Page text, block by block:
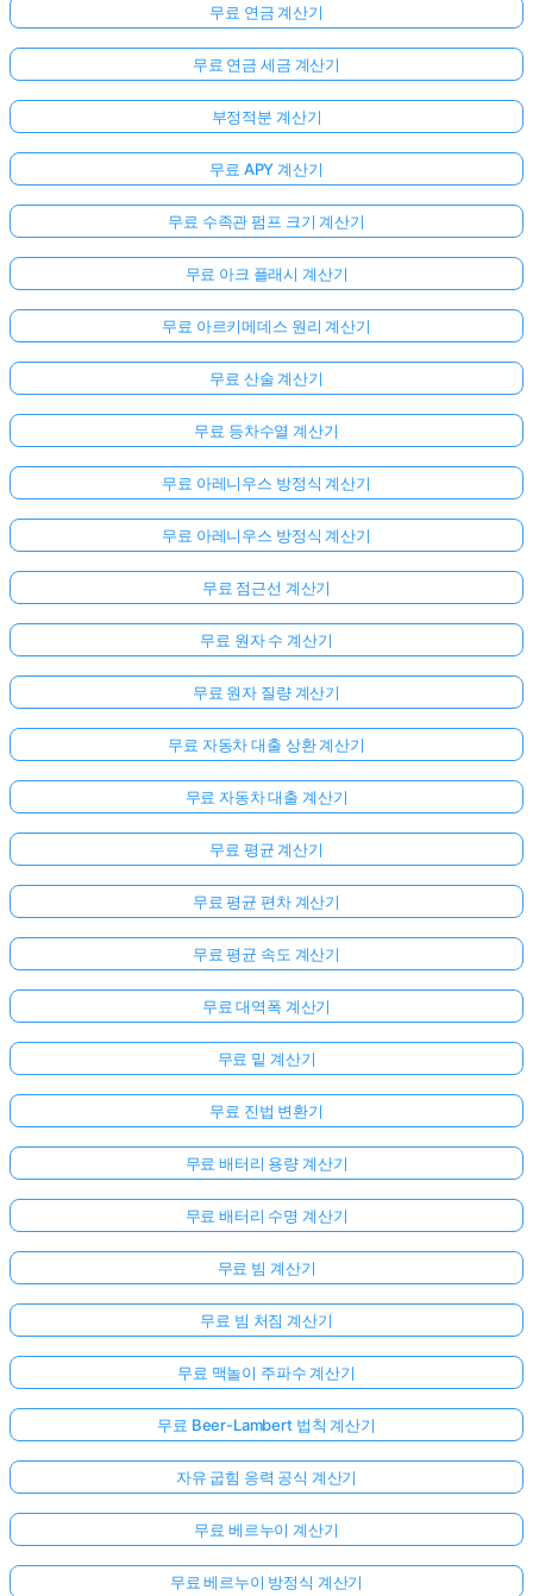
직
무료 연금 계산기
무료 연금 세금 계산기
부정적분 계산기
무료 APY 계산기
무료 수족관 펌프 크기 계산기
무료 아크 플래시 계산기
무료 아르키메데스 원리 계산기
무료 산술 계산기
무료 등차수열 계산기
무료 아레니우스 방정식 계산기
무료 아레니우스 방정식 계산기
무료 점근선 계산기
무료 원자 수 계산기
무료 원자 질량 계산기
무료 자동차 대출 상환 계산기
무료 자동차 대출 계산기
무료 평균 계산기
무료 평균 편차 계산기
무료 평균 속도 계산기
무료 대역폭 계산기
무료 밑 계산기
무료 진법 변환기
무료 배터리 용량 계산기
무료 배터리 수명 계산기
무료 빔 계산기
무료 빔 처짐 계산기
무료 맥놀이 주파수 계산기
무료 Beer-Lambert 법칙 계산기
자유 굽힘 응력 공식 계산기
무료 베르누이 계산기
무료 베르누이 방정식 계산기